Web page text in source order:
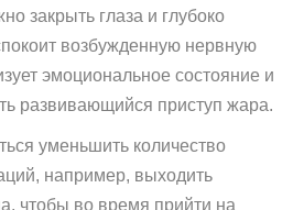
закрыть глаза и глубоко
возбужденную нервную
эмоциональное состояние и
развивающийся приступ жара.
уменьшить количество
например, выходить
чтобы во время прийти на